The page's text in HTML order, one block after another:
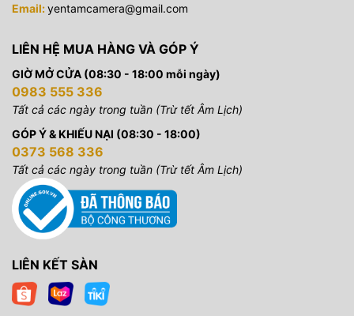
Email:yentamcamera@gmail.com
LIÊN HỆ MUA HÀNG VÀ GÓP Ý
GIỜ MỞ CỬA (08:30 - 18:00 mỗi ngày)
0983 555 336
Tất cả các ngày trong tuần (Trừ tết Âm Lịch)
GÓP Ý & KHIẾU NẠI (08:30 - 18:00)
0373 568 336
Tất cả các ngày trong tuần (Trừ tết Âm Lịch)
LIÊN KẾT SÀN